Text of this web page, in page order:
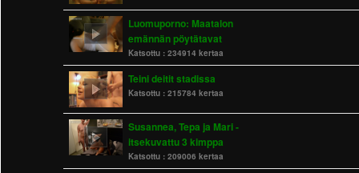
Luomuporno: Maatalon
emännän pöytätavat
Katsottu : 234914 kertaa
Teini deitit stadissa
Katsottu : 215784 kertaa
Susannea, Tepa ja Mari -
itsekuvattu 3 kimppa
Katsottu : 209006 kertaa